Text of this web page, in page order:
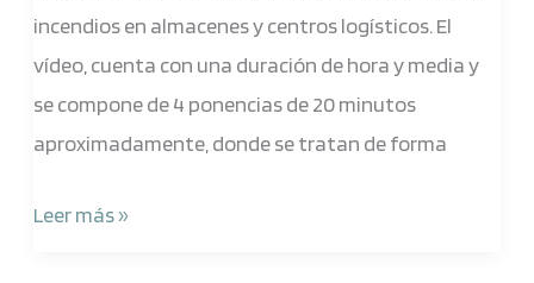
incendios en almacenes y centros logísticos. El
vídeo, cuenta con una duración de hora y media y
se compone de 4 ponencias de 20 minutos
aproximadamente, donde se tratan de forma
Leer más »